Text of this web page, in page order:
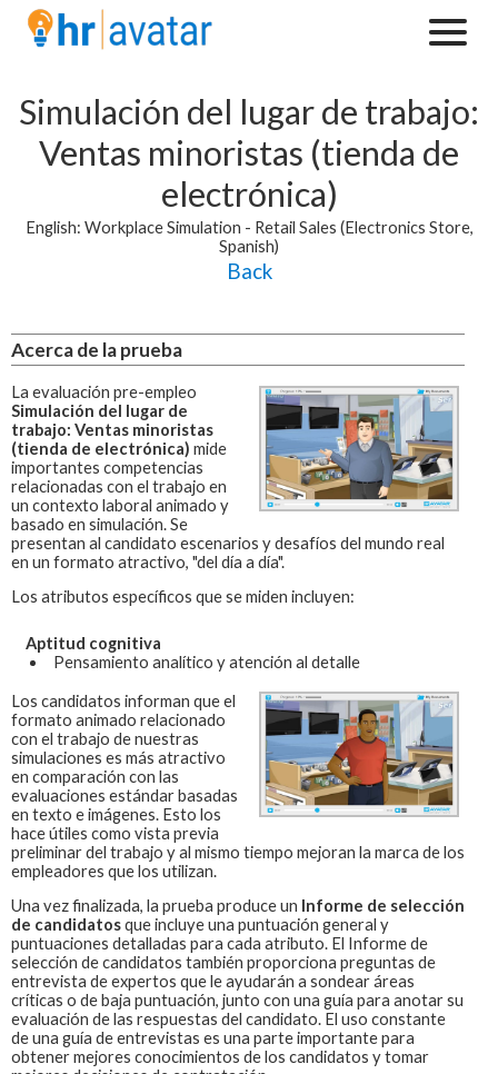
Simulación del lugar de trabajo:
Ventas minoristas (tienda de
electrónica)
English: Workplace Simulation - Retail Sales (Electronics Store,
Spanish)
Back
Acerca de la prueba
La evaluación pre-empleo
Simulación del lugar de
trabajo: Ventas minoristas
(tienda de electrónica) mide
importantes competencias
relacionadas con el trabajo en
un contexto laboral animado y
basado en simulación. Se
presentan al candidato escenarios y desafíos del mundo real
en un formato atractivo, "del día a día".
Los atributos específicos que se miden incluyen:
Aptitud cognitiva
Pensamiento analítico y atención al detalle
Los candidatos informan que el
formato animado relacionado
con el trabajo de nuestras
simulaciones es más atractivo
en comparación con las
evaluaciones estándar basadas
en texto e imágenes. Esto los
hace útiles como vista previa
preliminar del trabajo y al mismo tiempo mejoran la marca de los
empleadores que los utilizan.
Una vez finalizada, la prueba produce un Informe de selección
de candidatosque incluye una puntuación general y
puntuaciones detalladas para cada atributo. El Informe de
selección de candidatos también proporciona preguntas de
entrevista de expertos que le ayudarán a sondear áreas
críticas o de baja puntuación, junto con una guía para anotar su
evaluación de las respuestas del candidato. El uso constante
de una guía de entrevistas es una parte importante para
obtener mejores conocimientos de los candidatos y tomar